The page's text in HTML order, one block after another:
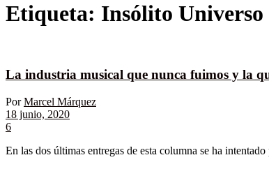
Etiqueta: Insólito Universo
La industria musical que nunca fuimos y la
Por Marcel Márquez
18 junio, 2020
6
En las dos últimas entregas de esta columna se ha